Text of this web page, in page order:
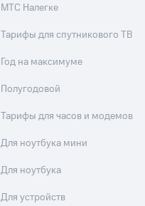
МТС Налегке
Тарифы для спутникового ТВ
Год на максимуме
Полугодовой
Тарифы для часов и модемов
Для ноутбука мини
Для ноутбука
Для устройств